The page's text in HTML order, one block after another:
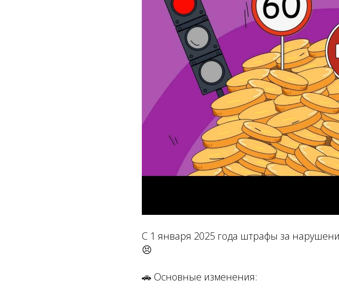
С 1 января 2025 года штрафы за
😣
🚗 Основные изменения: